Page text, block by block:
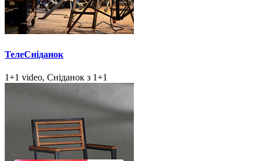
ТелеСніданок
1+1 video, Сніданок з 1+1